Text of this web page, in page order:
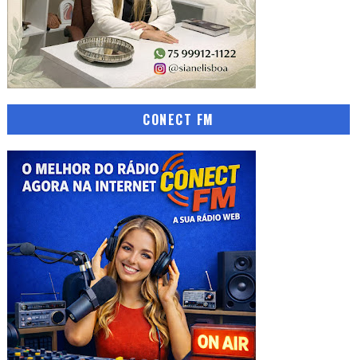
CONECT FM